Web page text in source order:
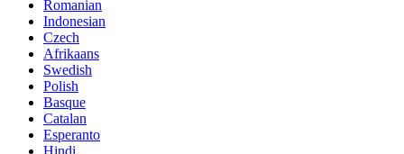
Romanian
Indonesian
Czech
Afrikaans
Swedish
Polish
Basque
Catalan
Esperanto
Hindi